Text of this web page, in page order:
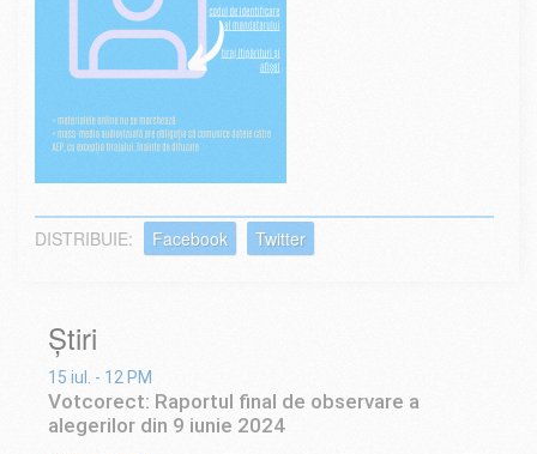
DISTRIBUIE: Facebook Twitter
Știri
15 iul. - 12 PM
Votcorect: Raportul final de observare a
alegerilor din 9 iunie 2024